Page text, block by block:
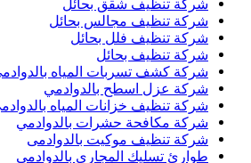
شركة تنظيف شقق بحائل
شركة تنظيف مجالس بحائل
شركة تنظيف فلل بحائل
شركة تنظيف بحائل
شركة كشف تسربات المياه
شركة عزل اسطح بالدوادمي
شركة تنظيف خزانات المياه
شركة مكافحة حشرات بالدوادمي
شركة تنظيف موكيت بالدوادمى
طوارئ تسليك المجارى بالدوادمي